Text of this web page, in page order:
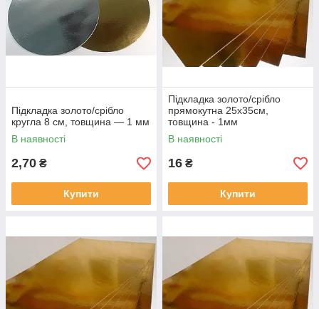
Підкладка золото/срібло
кругла 8 см, товщина — 1 мм
В наявності
2,70 ₴
Купити
Підкладка золото/срібло
прямокутна 25х35см,
товщина - 1мм
В наявності
16 ₴
Купити